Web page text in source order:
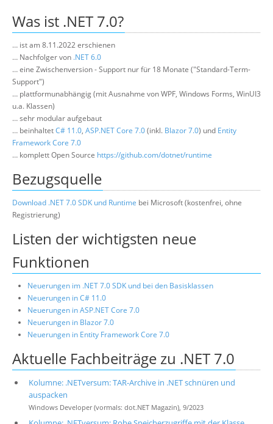
Über uns
Was ist .NET 7.0?
… ist am 8.11.2022 erschienen
… Nachfolger von .NET 6.0
… eine Zwischenversion - Support nur für 18 Monate ("Standard-Term-
Support")
… plattformunabhängig (mit Ausnahme von WPF, Windows Forms, WinUI3
u.a. Klassen)
… sehr modular aufgebaut
… beinhaltetC# 11.0, ASP.NET Core 7.0(inkl. Blazor 7.0) und Entity
Framework Core 7.0
… komplett Open Source https://github.com/dotnet/runtime
Bezugsquelle
Download .NET 7.0 SDK und Runtime bei Microsoft (kostenfrei, ohne
Registrierung)
Listen der wichtigsten neue
Funktionen
Neuerungen im .NET 7.0 SDK und bei den Basisklassen
Neuerungen in C# 11.0
Neuerungen in ASP.NET Core 7.0
Neuerungen in Blazor 7.0
Neuerungen in Entity Framework Core 7.0
Aktuelle Fachbeiträge zu .NET 7.0
Kolumne: .NETversum: TAR-Archive in .NET schnüren und
auspacken
Windows Developer (vormals: dot.NET Magazin), 9/2023